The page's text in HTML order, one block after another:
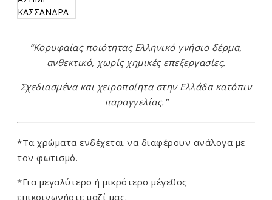
“Κορυφαίας ποιότητας Ελληνικό γνήσιο δέρμα,
ανθεκτικό, χωρίς χημικές επεξεργασίες.
Σχεδιασμένα και χειροποίητα στην Ελλάδα κατόπιν
παραγγελίας.”
*Τα χρώματα ενδέχεται να διαφέρουν ανάλογα με
τον φωτισμό.
*Για μεγαλύτερο ή μικρότερο μέγεθος
επικοινωνήστε μαζί μας.